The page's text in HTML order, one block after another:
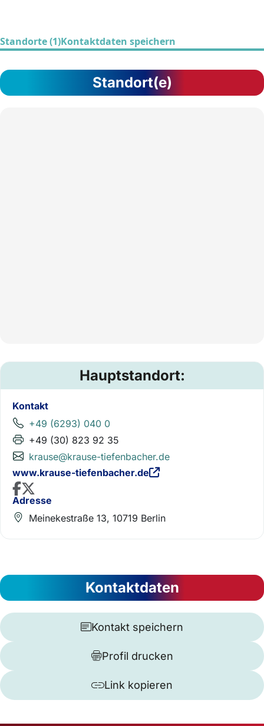
Standorte (1)Kontaktdaten speichern
Standort(e)
Hauptstandort:
Kontakt
+49 (6293) 040 0
+49 (30) 823 92 35
krause@krause-tiefenbacher.de
www.krause-tiefenbacher.de
Adresse
Meinekestraße 13, 10719 Berlin
Kontaktdaten
Kontakt speichern
Profil drucken
Link kopieren